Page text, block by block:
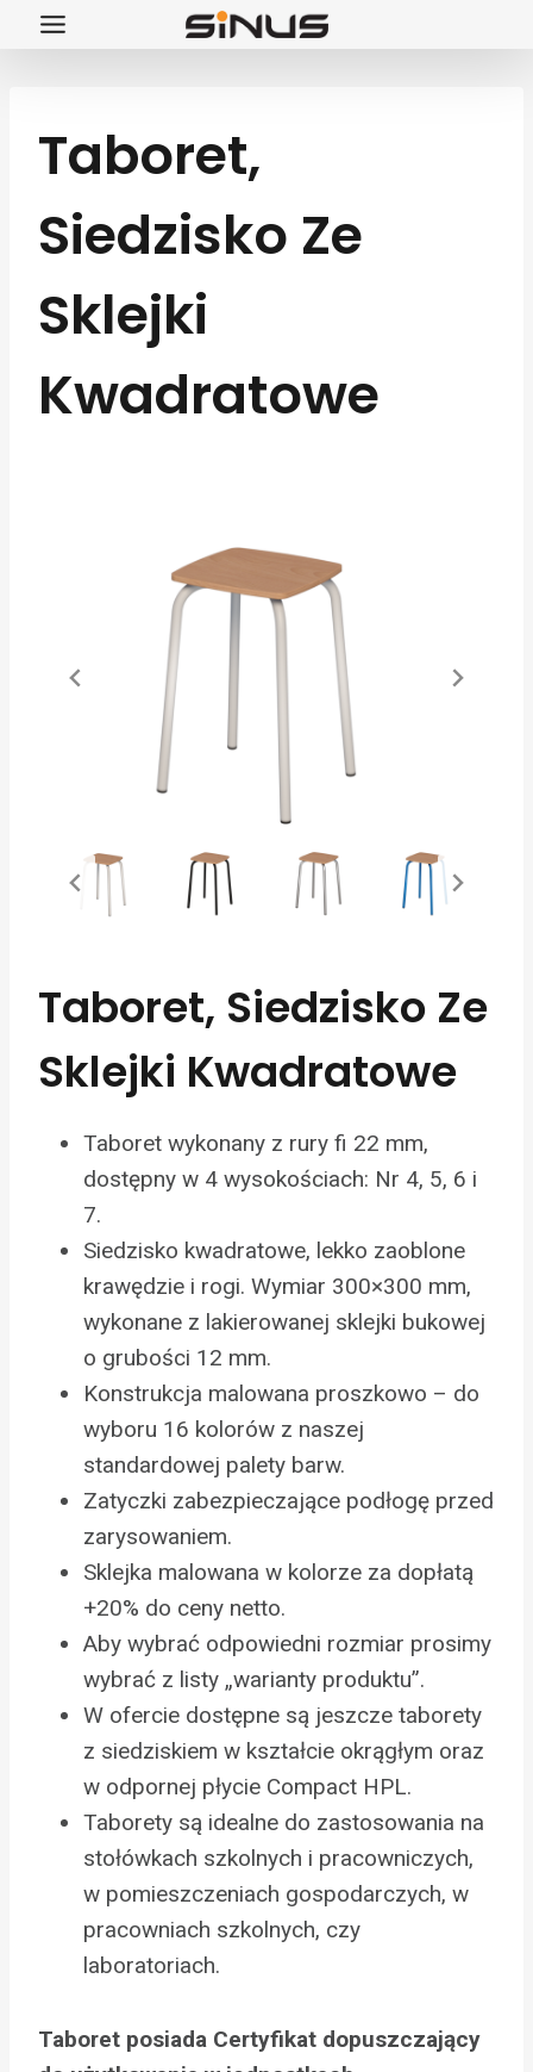
Przejdź
Taboret,
Siedzisko Ze
Sklejki
Kwadratowe
Taboret, Siedzisko Ze
Sklejki Kwadratowe
Taboret wykonany z rury fi 22 mm,
dostępny w 4 wysokościach: Nr 4, 5, 6 i
7.
Siedzisko kwadratowe, lekko zaoblone
krawędzie i rogi. Wymiar 300×300 mm,
wykonane z lakierowanej sklejki bukowej
o grubości 12 mm.
Konstrukcja malowana proszkowo – do
wyboru 16 kolorów z naszej
standardowej palety barw.
Zatyczki zabezpieczające podłogę przed
zarysowaniem.
Sklejka malowana w kolorze za dopłatą
+20% do ceny netto.
Aby wybrać odpowiedni rozmiar prosimy
wybrać z listy „warianty produktu”.
W ofercie dostępne są jeszcze taborety
z siedziskiem w kształcie okrągłym oraz
w odpornej płycie Compact HPL.
Taborety są idealne do zastosowania na
stołówkach szkolnych i pracowniczych,
w pomieszczeniach gospodarczych, w
pracowniach szkolnych, czy
laboratoriach.
Taboret posiada Certyfikat dopuszczający